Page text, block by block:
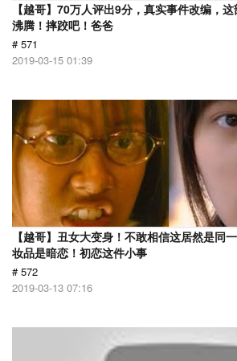
【越哥】70万人评出9分，真实事件改编，
沸腾！摔跤吧！爸爸
# 571
2019-03-15 01:39
【越哥】丑女大变身！不敢相信这居然是同
妆品是暗恋！初恋这件小事
# 572
2019-03-13 07:16